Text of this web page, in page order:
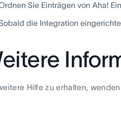
Sie Einträgen von Aha!
die Integration
Hilfe zu erhalten,